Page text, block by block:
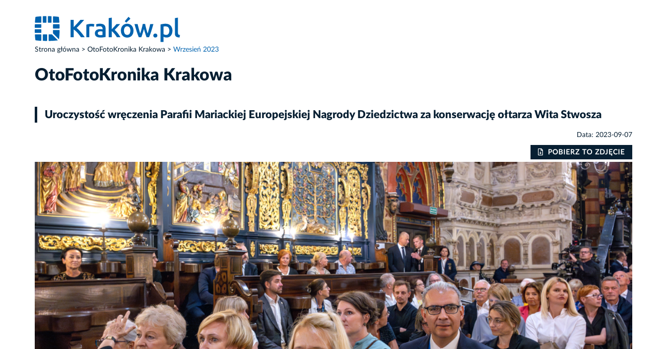
Strona główna OtoFotoKronika Krakowa Wrzesień 2023
OtoFotoKronika Krakowa
Uroczystość wręczenia Parafii Mariackiej Europejskiej Nagrody Dziedzictwa za konserwację ołtarza Wita Stwosza
Data: 2023-09-07
POBIERZ TO ZDJĘCIE